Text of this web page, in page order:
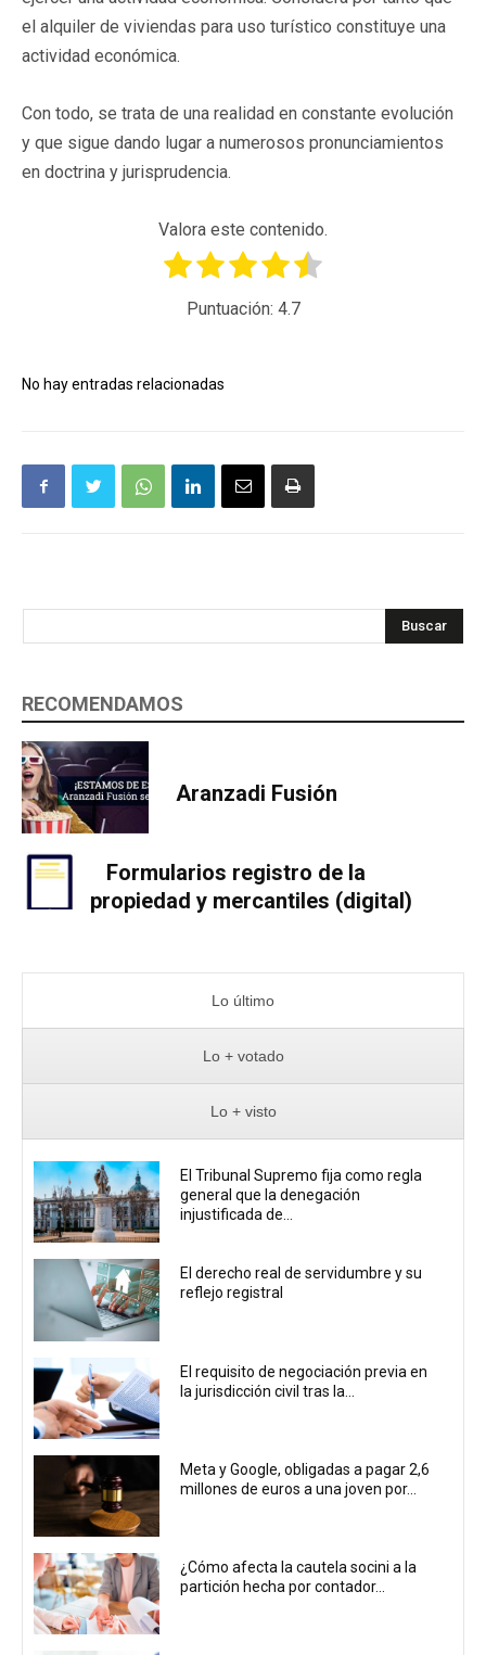
el alquiler de viviendas para uso turístico constituye una
actividad económica.
Con todo, se trata de una realidad en constante evolución
y que sigue dando lugar a numerosos pronunciamientos
en doctrina y jurisprudencia.
Valora este contenido.
Puntuación: 4.7
No hay entradas relacionadas
Buscar
RECOMENDAMOS
Aranzadi Fusión
Formularios registro de la
propiedad y mercantiles (digital)
Lo último
Lo + votado
Lo + visto
El Tribunal Supremo fija como regla
general que la denegación
injustificada de...
El derecho real de servidumbre y su
reflejo registral
El requisito de negociación previa en
la jurisdicción civil tras la...
Meta y Google, obligadas a pagar 2,6
millones de euros a una joven por...
¿Cómo afecta la cautela socini a la
partición hecha por contador...